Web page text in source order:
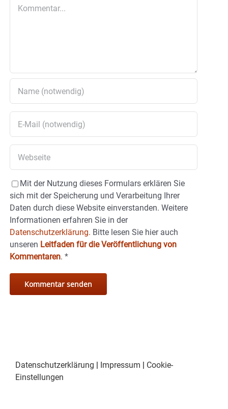
Mit der Nutzung dieses Formulars erklären Sie
sich mit der Speicherung und Verarbeitung Ihrer
Daten durch diese Website einverstanden. Weitere
Informationen erfahren Sie in der
Datenschutzerklärung. Bitte lesen Sie hier auch
unseren Leitfaden für die Veröffentlichung von
Kommentaren. *
Datenschutzerklärung Impressum
Cookie-
Einstellungen